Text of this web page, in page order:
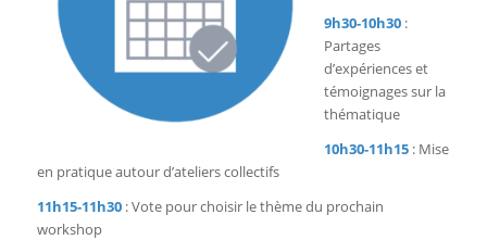
9h30-10h30:
Partages
d’expériences et
témoignages sur la
thématique
10h30-11h15: Mise
en pratique autour d’ateliers collectifs
11h15-11h30: Vote pour choisir le thème du prochain
workshop